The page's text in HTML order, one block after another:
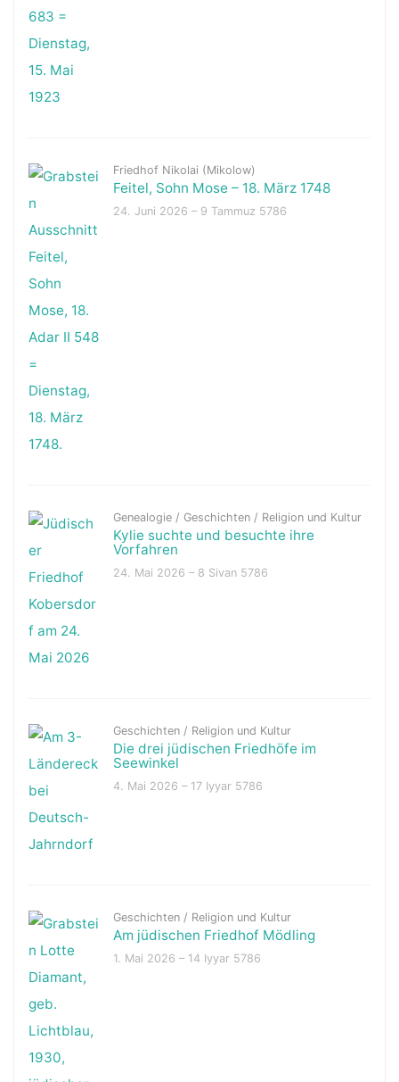
Friedhof Nikolai (Mikolow)
Feitel, Sohn Mose – 18. März 1748
24. Juni 2026 – 9 Tammuz 5786
Genealogie/ Geschichten/ Religion und Kultur
Kylie suchte und besuchte ihre
Vorfahren
24. Mai 2026 – 8 Sivan 5786
Geschichten/ Religion und Kultur
Die drei jüdischen Friedhöfe im
Seewinkel
4. Mai 2026 – 17 Iyyar 5786
Geschichten/ Religion und Kultur
Am jüdischen Friedhof Mödling
1. Mai 2026 – 14 Iyyar 5786